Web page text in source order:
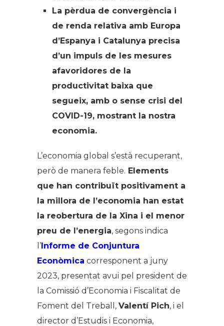
La pèrdua de convergència i
de renda relativa amb Europa
d’Espanya i Catalunya precisa
d’un impuls de les mesures
afavoridores de la
productivitat baixa que
segueix, amb o sense crisi del
COVID-19, mostrant la nostra
economia.
L’economia global s’està recuperant,
però de manera feble. Elements
que han contribuït positivament a
la millora de l’economia han estat
la reobertura de la Xina i el menor
preu de l’energia, segons indica
l’Informe de Conjuntura
Econòmica corresponent a juny
2023, presentat avui pel president de
la Comissió d’Economia i Fiscalitat de
Foment del Treball, Valentí Pich, i el
director d’Estudis i Economia,